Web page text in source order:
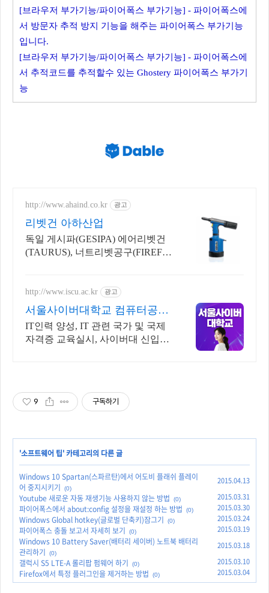
[브라우저 부가기능/파이어폭스 부가기능] - 파이어폭스에
서 방문자 추적 방지 기능을 해주는 파이어폭스 부가기능
입니다.
[브라우저 부가기능/파이어폭스 부가기능] - 파이어폭스에
서 추적코드를 추적할수 있는 Ghostery 파이어폭스 부가기
능
http://www.ahaind.co.kr 광고
리벳건 아하산업
독일 게시파(GESIPA) 에어리벳건
(TAURUS), 너트리벳공구(FIREFO
http://www.iscu.ac.kr 광고
서울사이버대학교 컴퓨터공학
과 2026 가을학기 신편입생
IT인력 양성, IT 관련 국가 및 국제
자격증 교육실시, 사이버대 신입생
9 구독하기
'소프트웨어 팁' 카테고리의 다른 글
Windows 10 Spartan(스파르탄)에서 어도비 플래쉬 플레이
어 중지시키기
(0)
2015.04.13
Youtube 새로운 자동 재생기능 사용하지 않는 방법 (0) 2015.03.31
파이어폭스에서 about:config 설정을 재설정 하는 방법 (0) 2015.03.30
Windows Global hotkey(글로벌 단축키)잠그기 (0) 2015.03.24
파이어폭스 충돌 보고서 자세히 보기 (0) 2015.03.19
Windows 10 Battery Saver(배터리 세이버) 노트북 배터리
관리하기
(0)
2015.03.18
갤럭시 S5 LTE-A 롤리팝 펌웨어 하기 (0) 2015.03.10
Firefox에서 특정 플러그인을 제거하는 방법 (0) 2015.03.04